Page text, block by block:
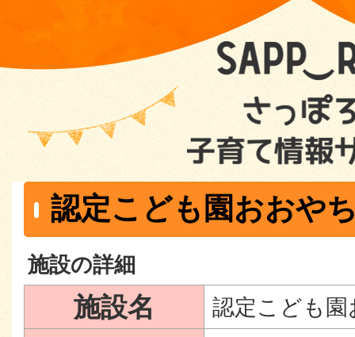
認定こども園おおや
施設の詳細
施設名 認定こども